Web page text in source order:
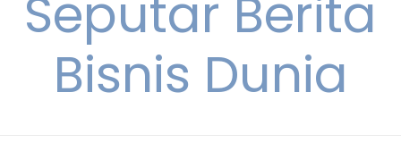
Seputar Berita
Bisnis Dunia